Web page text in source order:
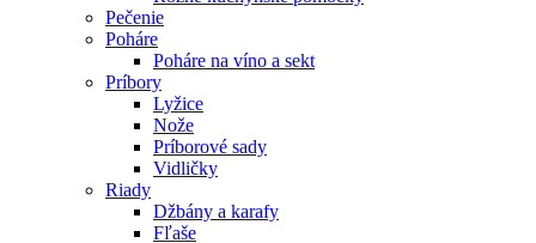
Pečenie
Poháre
Poháre na víno a sekt
Príbory
Lyžice
Nože
Príborové sady
Vidličky
Riady
Džbány a karafy
Fľaše